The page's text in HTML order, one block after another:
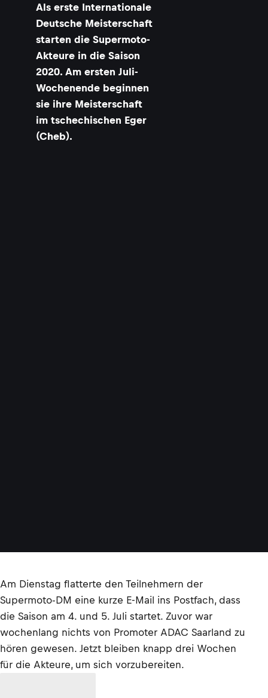
Als erste Internationale
Deutsche Meisterschaft
starten die Supermoto-
Akteure in die Saison
2020. Am ersten Juli-
Wochenende beginnen
sie ihre Meisterschaft
im tschechischen Eger
(Cheb).
Am Dienstag flatterte den Teilnehmern der
Supermoto-DM eine kurze E-Mail ins Postfach, dass
die Saison am 4. und 5. Juli startet. Zuvor war
wochenlang nichts von Promoter ADAC Saarland zu
hören gewesen. Jetzt bleiben knapp drei Wochen
für die Akteure, um sich vorzubereiten.